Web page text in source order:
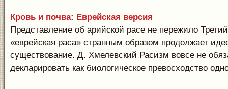
Кровь и почва: Еврейская версия
Представление об арийской расе не пережило
«еврейская раса» странным образом продолжает
существование. Д. Хмелевский Расизм вовсе не
декларировать как биологическое превосходство